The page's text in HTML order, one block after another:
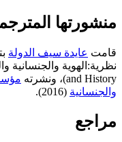
منشورتها
قامت عايدة سيف الدولة
and History)، ونشرته
والجنسانية (2016).
مراجع